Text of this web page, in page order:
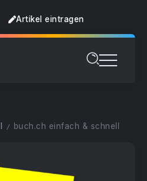
Artikel eintragen
/ buch.ch einfach & schnell